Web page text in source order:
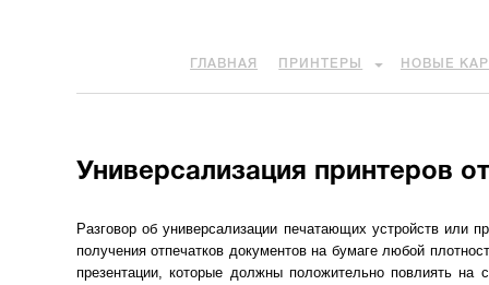
ГЛАВНАЯ ПРИНТЕРЫ НОВЫЕ
Универсализация принтеров
Разговор об универсализации печатающих устройств или
получения отпечатков документов на бумаге любой
презентации, которые должны положительно повлиять на